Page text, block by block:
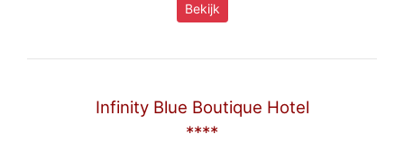
Bekijk
Infinity Blue Boutique Hotel
****